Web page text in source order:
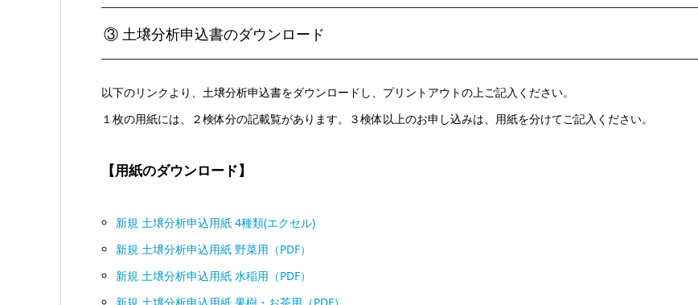
③ 土壌分析申込書のダウンロード
以下のリンクより、土壌分析申込書をダウンロードし、プリントアウトの上ご記入ください。
１枚の用紙には、２検体分の記載覧があります。３検体以上のお申し込みは、用紙を分けてご記入ください。
【用紙のダウンロード】
新規 土壌分析申込用紙 4種類(エクセル)
新規 土壌分析申込用紙 野菜用（PDF）
新規 土壌分析申込用紙 水稲用（PDF）